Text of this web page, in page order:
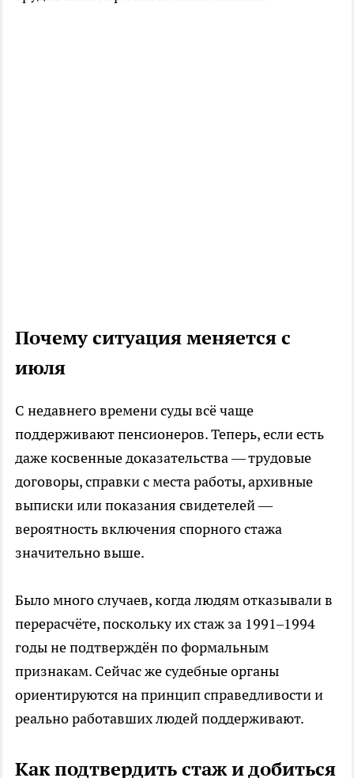
Почему ситуация меняется с
июля
С недавнего времени суды всё чаще
поддерживают пенсионеров. Теперь, если есть
даже косвенные доказательства — трудовые
договоры, справки с места работы, архивные
выписки или показания свидетелей —
вероятность включения спорного стажа
значительно выше.
Было много случаев, когда людям отказывали в
перерасчёте, поскольку их стаж за 1991–1994
годы не подтверждён по формальным
признакам. Сейчас же судебные органы
ориентируются на принцип справедливости и
реально работавших людей поддерживают.
Как подтвердить стаж и добиться